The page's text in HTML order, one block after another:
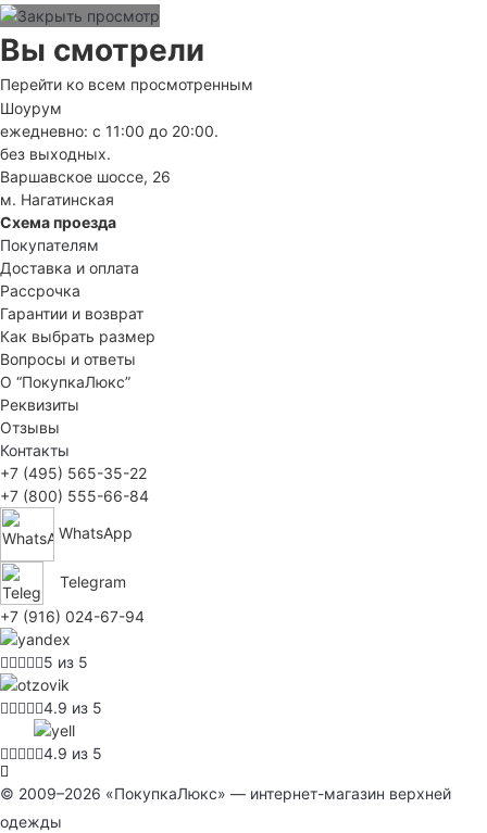
Вы смотрели
Перейти ко всем просмотренным
Шоурум
ежедневно: с 11:00 до 20:00.
без выходных.
Варшавское шоссе, 26
м. Нагатинская
Схема проезда
Покупателям
Доставка и оплата
Рассрочка
Гарантии и возврат
Как выбрать размер
Вопросы и ответы
О “ПокупкаЛюкс”
Реквизиты
Отзывы
Контакты
+7 (495) 565-35-22
+7 (800) 555-66-84
WhatsApp
Telegram
+7 (916) 024-67-94
5 из 5
4.9 из 5
4.9 из 5
© 2009–2026 «ПокупкаЛюкс» — интернет-магазин верхней
одежды